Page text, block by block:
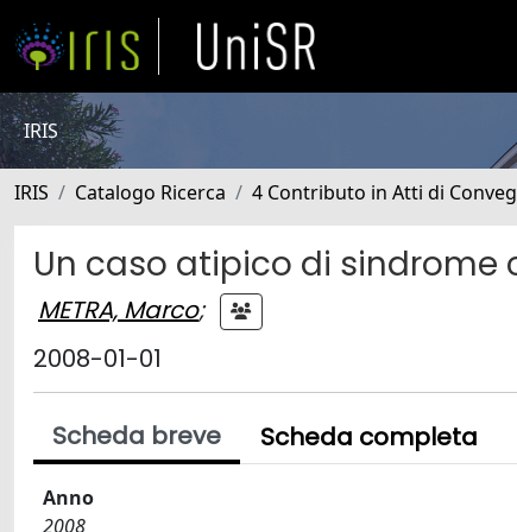
IRIS
IRIS Catalogo Ricerca 4 Contributo in Atti di
Un caso atipico di
METRA, Marco;
2008-01-01
Scheda breve Scheda completa
Anno
2008